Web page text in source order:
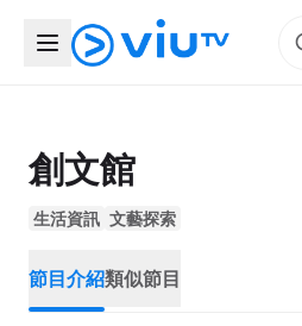
創文館
生活資訊 文藝探索
節目介紹類似節目